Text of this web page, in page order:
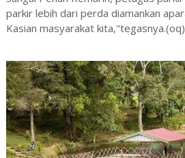
parkir lebih dari perda diamankan
Kasian masyarakat kita,"tegasnya.(oq)